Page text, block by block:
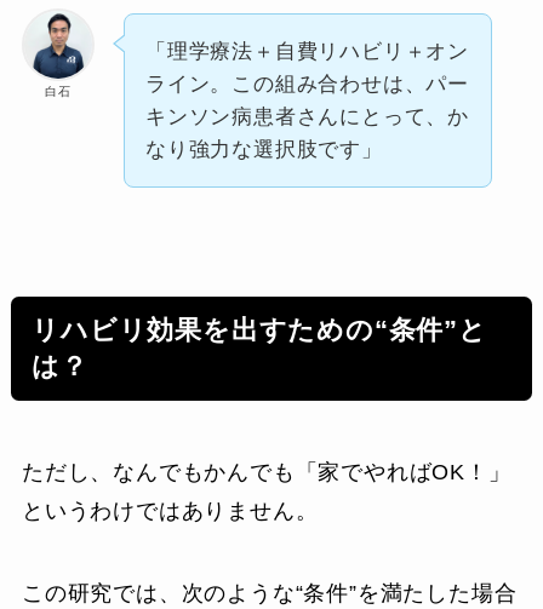
白石
「理学療法＋自費リハビリ＋オン
ライン。この組み合わせは、パー
キンソン病患者さんにとって、か
なり強力な選択肢です」
リハビリ効果を出すための“条件”と
は？
ただし、なんでもかんでも「家でやればOK！」
というわけではありません。
この研究では、次のような“条件”を満たした場合